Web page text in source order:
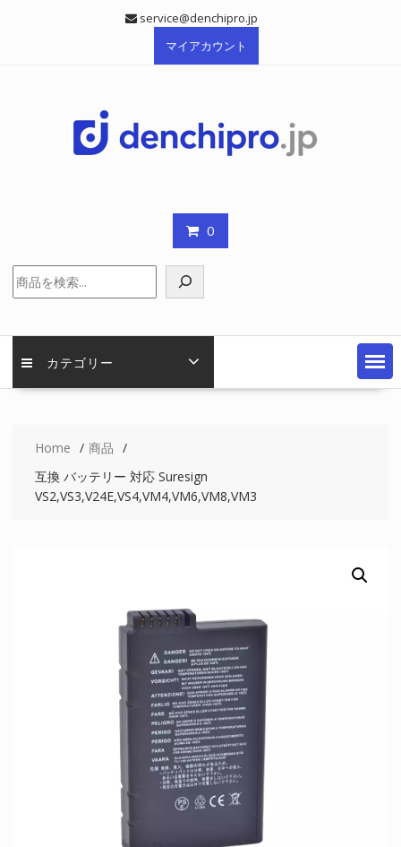
service@denchipro.jp
マイアカウント
0
索
カテゴリー
Home
商品
互換 バッテリー 対応 Suresign
VS2,VS3,V24E,VS4,VM4,VM6,VM8,VM3